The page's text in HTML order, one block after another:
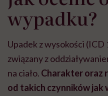
wypadku?
Upadek z wysokości
związany z
na ciało. Charakter oraz
od takich czynników jak